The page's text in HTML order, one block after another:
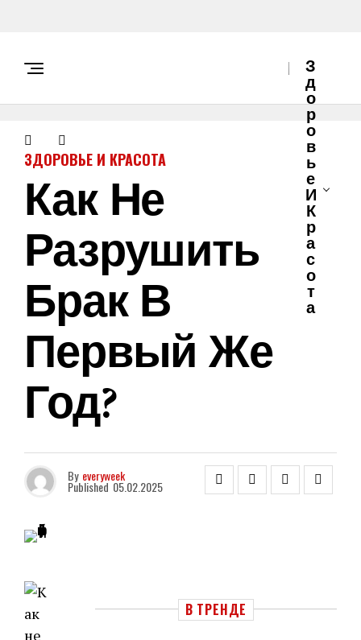
З
Д
О
Р
О
В
Ь
Е
И
К
Р
А
С
О
Т
А
ЗДОРОВЬЕ И КРАСОТА
Как Не
Разрушить
Брак В
Первый Же
Год?
By everyweek
Published 05.02.2025
В ТРЕНДЕ